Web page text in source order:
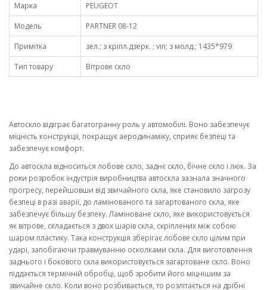
Марка
PEUGEOT
Модель
PARTNER 08-12
Примітка
зел.; з кріпл.дзерк. ; vin; з молд.; 1435*979
Тип товару
Вітрове скло
Автоскло відіграє багатогранну роль у автомобілі. Воно забезпечує
міцність конструкції, покращує аеродинаміку, сприяє безпеці та
забезпечує комфорт.
До автоскла відноситься лобове скло, заднє скло, бічне скло і люк. За
роки розробок індустрія виробництва автоскла зазнала значного
прогресу, перейшовши від звичайного скла, яке становило загрозу
безпеці в разі аварії, до ламінованого та загартованого скла, яке
забезпечує більшу безпеку. Ламіноване скло, яке використовується
як вітрове, складається з двох шарів скла, скріплених між собою
шаром пластику. Така конструкція зберігає лобове скло цілим при
ударі, запобігаючи травмуванню осколками скла. Для виготовлення
заднього і бокового скла використовується загартоване скло. Воно
піддається термічній обробці, щоб зробити його міцнішим за
звичайне скло. Коли воно розбивається, то розлітається на дрібні